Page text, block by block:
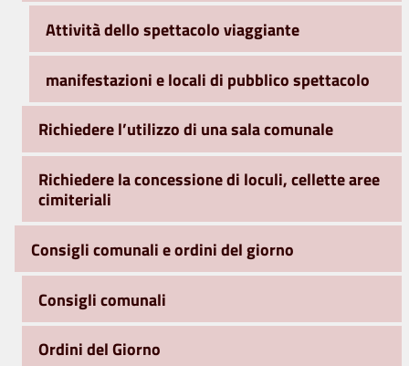
Attività dello spettacolo viaggiante
manifestazioni e locali di pubblico spettacolo
Richiedere l’utilizzo di una sala comunale
Richiedere la concessione di loculi, cellette aree
cimiteriali
Consigli comunali e ordini del giorno
Consigli comunali
Ordini del Giorno